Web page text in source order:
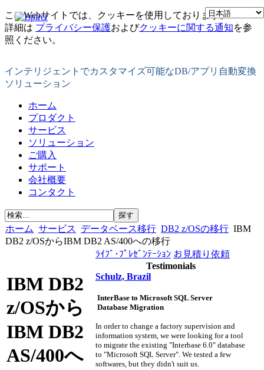
このWebサイトでは、クッキーを使用しております。
詳細は プライバシー保護およびクッキーに関する通知を参
照ください。
インテリジェントでカスタマイズ可能なDB/アプリ自動変換
ソリューション
ホーム
プロダクト
サービス
ソリューション
ご購入
サポート
会社概要
コンタクト
ホーム サービス データベース移行 DB2 z/OSの移行 IBM
DB2 z/OSからIBM DB2 AS/400への移行
IBM DB2
z/OSから
IBM DB2
AS/400へ
ﾗｲﾌﾞ･ﾌﾟﾚｾﾞﾝﾃｰｼｮﾝ お見積り依頼
Testimonials
Schulz, Brazil
InterBase to Microsoft SQL Server
Database Migration
In order to change a factory supervision and
information system, we were looking for a tool
to migrate the existing "Interbase 6.0" database
to "Microsoft SQL Server". We tested a few
softwares, but they didn't suit us.